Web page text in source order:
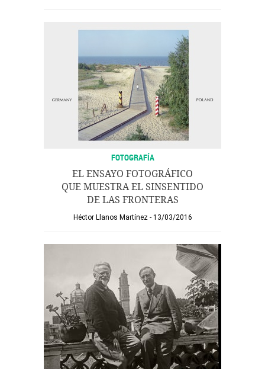
FOTOGRAFÍA
EL ENSAYO FOTOGRÁFICO
QUE MUESTRA EL SINSENTIDO
DE LAS FRONTERAS
Héctor Llanos Martínez 13/03/2016